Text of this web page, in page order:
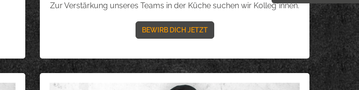
Zur Verstärkung unseres Teams in der Küche suchen wir Kolleg*innen.
BEWIRB DICH JETZT